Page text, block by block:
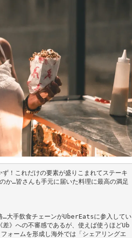
！これだけの要素が盛りこまれてステーキ
か…皆さんも手元に届いた料理に最高の満足
…大手飲食チェーンがUberEatsに参入してい
》への不審感であるが、使えば使うほどUb
ォームを形成し海外では「シェアリングエ